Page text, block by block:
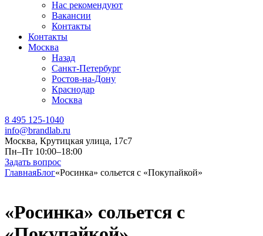
Нас рекомендуют
Вакансии
Контакты
Контакты
Москва
Назад
Санкт-Петербург
Ростов-на-Дону
Краснодар
Москва
8 495 125-1040
info@brandlab.ru
Москва, Крутицкая улица, 17с7
Пн–Пт 10:00–18:00
Задать вопрос
ГлавнаяБлог«Росинка» сольется с «Покупайкой»
«Росинка» сольется с